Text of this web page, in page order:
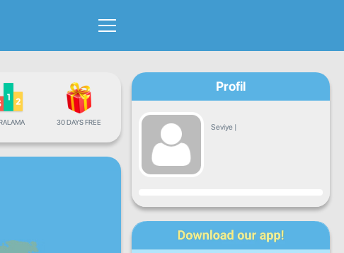
30 DAYS FREE
Profil
Seviye |
İlerleme